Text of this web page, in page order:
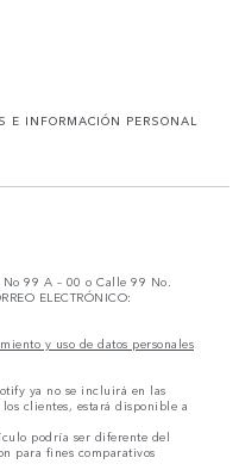
E INFORMACIÓN PERSONAL
99 A – 00 o Calle 99 No.
ELECTRÓNICO:
y uso de datos personales
ya no se incluirá en las
clientes, estará disponible a
podría ser diferente del
para fines comparativos